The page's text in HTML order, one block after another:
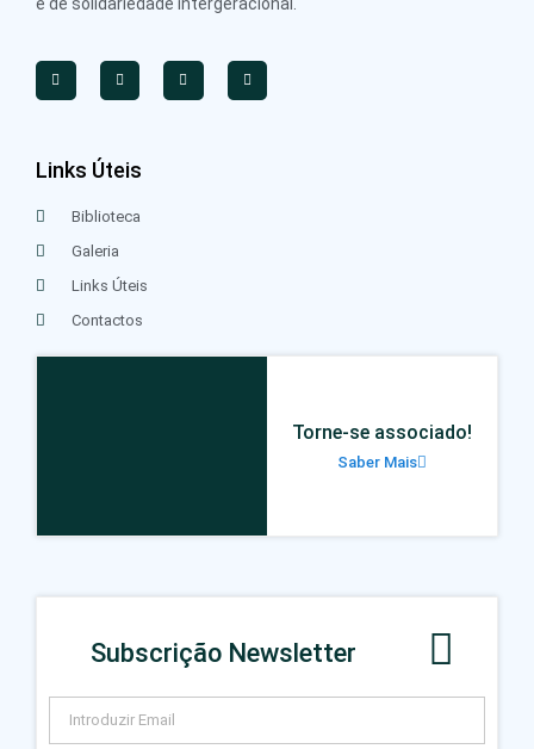
Links Úteis
Biblioteca
Galeria
Links Úteis
Contactos
Torne-se associado!
Saber Mais
Subscrição Newsletter